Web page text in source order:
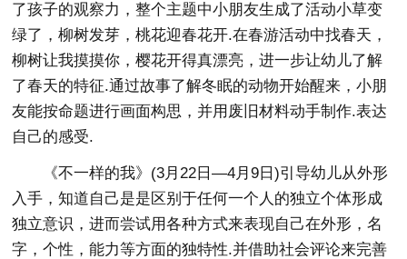
了孩子的观察力，整个主题中小朋友生成了活动小草变
绿了，柳树发芽，桃花迎春花开.在春游活动中找春天，
柳树让我摸摸你，樱花开得真漂亮，进一步让幼儿了解
了春天的特征.通过故事了解冬眠的动物开始醒来，小朋
友能按命题进行画面构思，并用废旧材料动手制作.表达
自己的感受.
《不一样的我》(3月22日—4月9日)引导幼儿从外形
入手，知道自己是是区别于任何一个人的独立个体形成
独立意识，进而尝试用各种方式来表现自己在外形，名
字，个性，能力等方面的独特性.并借助社会评论来完善